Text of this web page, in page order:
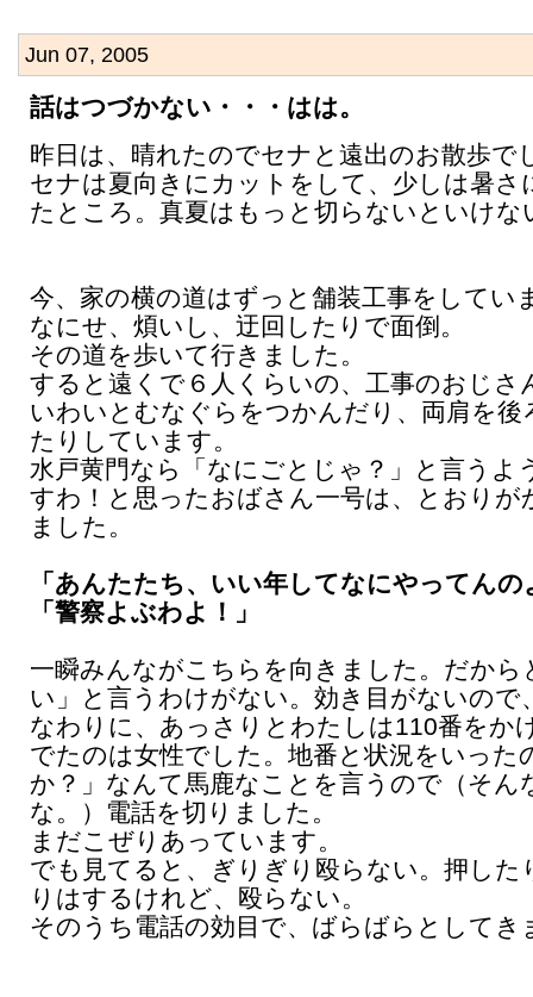
Jun 07, 2005
話はつづかない・・・はは。
昨日は、晴れたのでセナと遠出のお散歩で
セナは夏向きにカットをして、少しは暑さ
たところ。真夏はもっと切らないといけな
今、家の横の道はずっと舗装工事をしてい
なにせ、煩いし、迂回したりで面倒。
その道を歩いて行きました。
すると遠くで６人くらいの、工事のおじさ
いわいとむなぐらをつかんだり、両肩を後
たりしています。
水戸黄門なら「なにごとじゃ？」と言うよ
すわ！と思ったおばさん一号は、とおりが
ました。
「あんたたち、いい年してなにやってんの
「警察よぶわよ！」
一瞬みんながこちらを向きました。だから
い」と言うわけがない。効き目がないので
なわりに、あっさりとわたしは110番をか
でたのは女性でした。地番と状況をいった
か？」なんて馬鹿なことを言うので（そん
な。）電話を切りました。
まだこぜりあっています。
でも見てると、ぎりぎり殴らない。押した
りはするけれど、殴らない。
そのうち電話の効目で、ばらばらとしてき